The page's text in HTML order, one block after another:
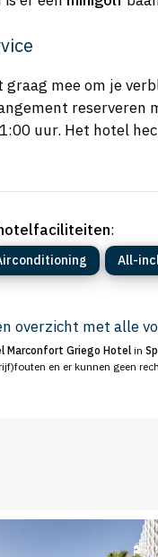
mee om je
reserveren
uur. Het hotel
:
All-
overzicht met alle
Marconfort Griego Hotel in
en er kunnen geen